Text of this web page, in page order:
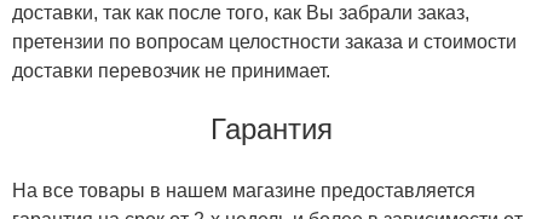
доставки, так как после того, как Вы забрали заказ,
претензии по вопросам целостности заказа и стоимости
доставки перевозчик не принимает.
Гарантия
На все товары в нашем магазине предоставляется